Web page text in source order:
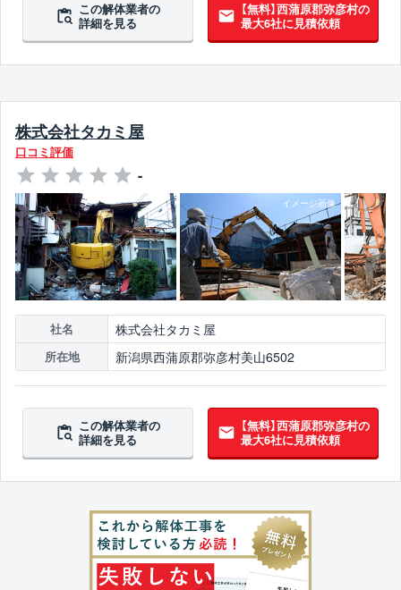
この解体業者の
詳細を見る
【無料】西蒲原郡弥彦村の
最大6社に見積依頼
株式会社タカミ屋
口コミ評価
-
社名 株式会社タカミ屋
所在地 新潟県西蒲原郡弥彦村美山6502
この解体業者の
詳細を見る
【無料】西蒲原郡弥彦村の
最大6社に見積依頼